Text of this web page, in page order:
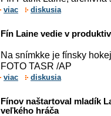
viac diskusia
Fín Laine vedie v
Na snímkke je fínsky
FOTO TASR /AP
viac diskusia
Fínov naštartoval mladík
veľkého hráča